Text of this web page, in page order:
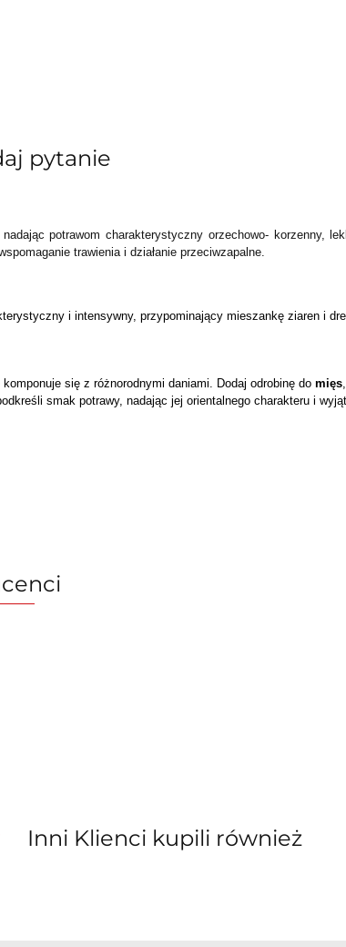
pytanie
potrawom charakterystyczny orzechowo- korzenny,
trawienia i działanie przeciwzapalne.
i intensywny, przypominający mieszankę ziaren i
się z różnorodnymi daniami. Dodaj odrobinę do mięs,
smak potrawy, nadając jej orientalnego charakteru i
Inni Klienci kupili również